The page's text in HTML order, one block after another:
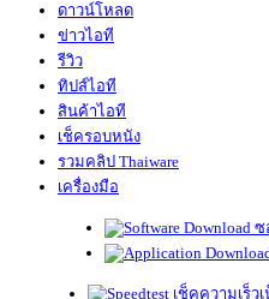
ดาวน์โหลด
ข่าวไอที
รีวิว
ทิปส์ไอที
สินค้าไอที
เช็ครอบหนัง
รวมคลิป Thaiware
เครื่องมือ
ซ
เช็คความเร็วเ